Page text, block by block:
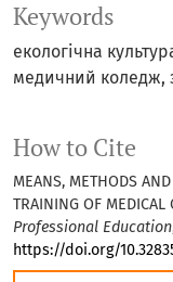
Keywords
екологічна
медичний коледж,
How to Cite
MEANS, METHODS
TRAINING OF MEDICAL
Professional Education
https://doi.org/